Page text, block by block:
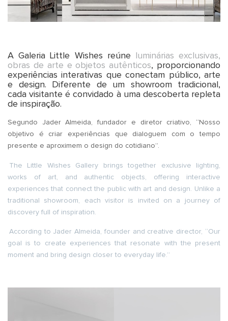
A Galeria Little Wishes reúne
luminárias exclusivas,
obras de arte e objetos autênticos, proporcionando
experiências interativas que conectam público, arte
e design. Diferente de um showroom tradicional,
cada visitante é convidado à uma descoberta repleta
de inspiração.
Segundo Jader Almeida, fundador e diretor criativo, “Nosso
objetivo é criar experiências que dialoguem com o tempo
presente e aproximem o design do cotidiano”.
The Little Wishes Gallery brings together exclusive lighting,
works of art, and authentic objects, offering interactive
experiences that connect the public with art and design. Unlike a
traditional showroom, each visitor is invited on a journey of
discovery full of inspiration.
According to Jader Almeida, founder and creative director, “Our
goal is to create experiences that resonate with the present
moment and bring design closer to everyday life.”